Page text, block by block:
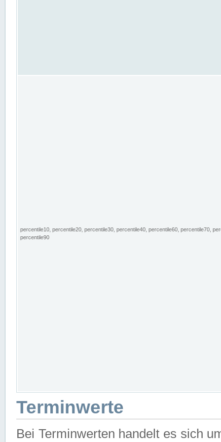
percentile10, percentile20, percentile30, percentile40, percentile60, percentile70,
percentile90
Terminwerte
Bei Terminwerten handelt es sich